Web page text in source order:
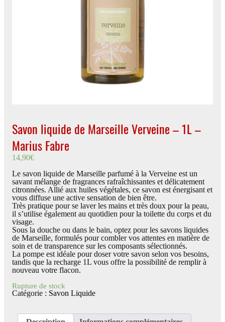
Savon liquide de Marseille Verveine – 1L –
Marius Fabre
14,90€
Le savon liquide de Marseille parfumé à la Verveine est un
savant mélange de fragrances rafraîchissantes et délicatement
citronnées. Allié aux huiles végétales, ce savon est énergisant et
vous diffuse une active sensation de bien être.
Très pratique pour se laver les mains et très doux pour la peau,
il s’utilise également au quotidien pour la toilette du corps et du
visage.
Sous la douche ou dans le bain, optez pour les savons liquides
de Marseille, formulés pour combler vos attentes en matière de
soin et de transparence sur les composants sélectionnés.
La pompe est idéale pour doser votre savon selon vos besoins,
tandis que la recharge 1L vous offre la possibilité de remplir à
nouveau votre flacon.
Rupture de stock
Catégorie : Savon Liquide